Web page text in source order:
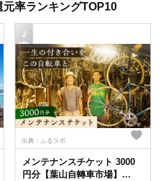
率ランキングTOP10
2
出典：ふるラボ
メンテナンスチケット 3000
円分【葉山自轉車市場】